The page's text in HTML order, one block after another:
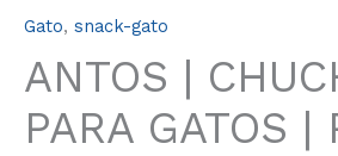
Gato, snack-gato
ANTOS |
PARA GATOS |